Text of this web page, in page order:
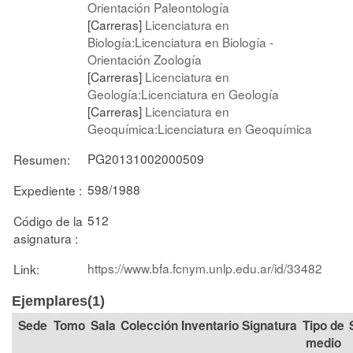
Orientación Paleontología
[Carreras] Licenciatura en
Biología:Licenciatura en Biología -
Orientación Zoología
[Carreras] Licenciatura en
Geología:Licenciatura en Geología
[Carreras] Licenciatura en
Geoquímica:Licenciatura en Geoquímica
Resumen:
PG20131002000509
Expediente : 598/1988
Código de la
asignatura :
512
Link: https://www.bfa.fcnym.unlp.edu.ar/id/33482
Ejemplares(1)
Tomo Sala Colección Signatura Tipo de
medio